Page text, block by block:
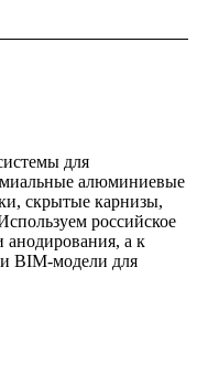
для
алюминиевые
скрытые карнизы,
российское
анодирования, а к
BIM-модели для